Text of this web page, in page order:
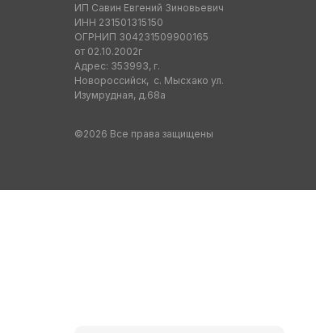
ИП Савин Евгений Зиновьевич
ИНН 231501315150
ОГРНИП 304231509900165
от 02.10.2002г
Адрес: 353993, г.
Новороссийск, с. Мысхако ул.
Изумрудная, д.68а
©2026 Все права защищены